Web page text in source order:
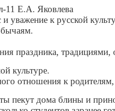
11 Е.А. Яковлева
и уважение к русской
праздника, традициями,
культуре.
отношения к
пекут дома блины и